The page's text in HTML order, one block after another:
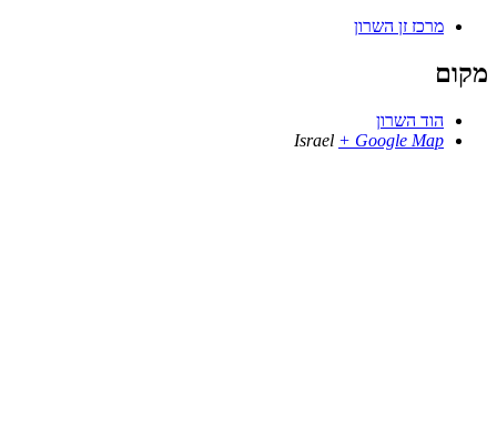
מרכז זן השרון
מקום
הוד השרון
Israel + Google Map